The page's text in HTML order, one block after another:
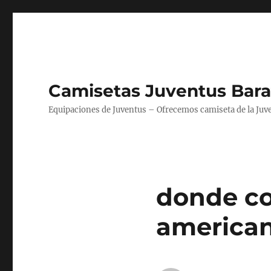
Camisetas Juventus
Equipaciones de Juventus – Ofrecemos camiseta de la
donde